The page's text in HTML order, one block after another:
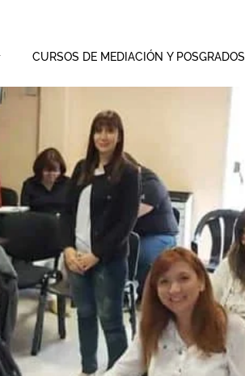
CURSOS DE MEDIACIÓN Y POSGRADOS